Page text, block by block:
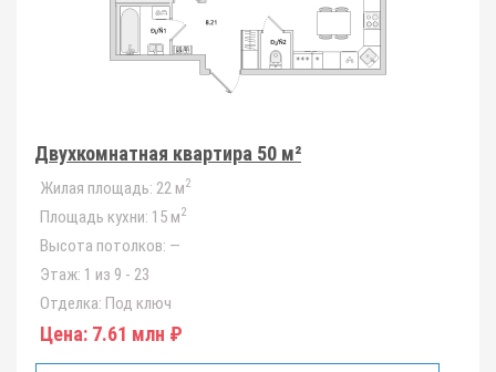
Двухкомнатная квартира 50 м²
Жилая площадь: 22 м2
Площадь кухни: 15 м2
Высота потолков: —
Этаж: 1 из 9 - 23
Отделка: Под ключ
Цена: 7.61 млн ₽